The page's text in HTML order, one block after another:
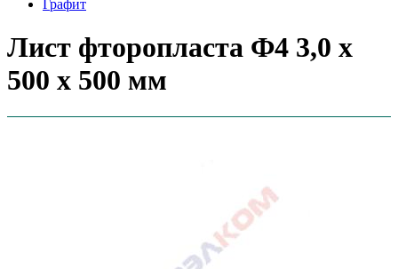
Графит
Лист фторопласта Ф4 3,0 х
500 х 500 мм